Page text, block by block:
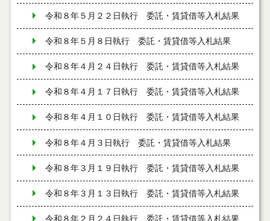
令和８年５月２２日執行 委託・賃貸借等入札結果
令和８年５月８日執行 委託・賃貸借等入札結果
令和８年４月２４日執行 委託・賃貸借等入札結果
令和８年４月１７日執行 委託・賃貸借等入札結果
令和８年４月１０日執行 委託・賃貸借等入札結果
令和８年４月３日執行 委託・賃貸借等入札結果
令和８年３月１９日執行 委託・賃貸借等入札結果
令和８年３月１３日執行 委託・賃貸借等入札結果
令和８年２月２４日執行 委託・賃貸借等入札結果